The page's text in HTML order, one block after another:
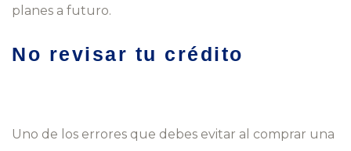
planes a futuro.
No revisar tu crédito
Uno de los errores que debes evitar al comprar una